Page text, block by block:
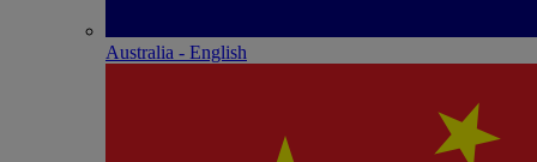
Australia - English